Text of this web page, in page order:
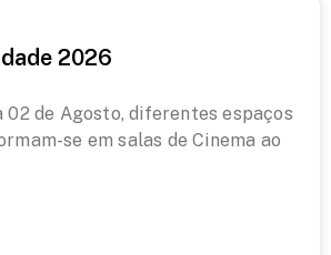
2026
02 de Agosto, diferentes espaços
se em salas de Cinema ao